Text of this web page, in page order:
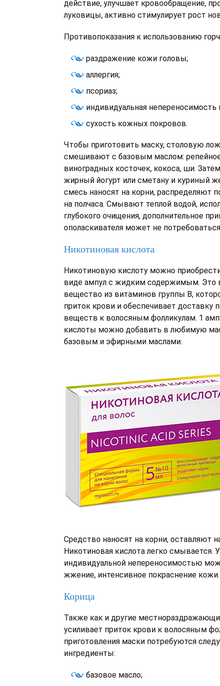
действие, улучшает кровообращение,
луковицы, активно стимулирует рост
Противопоказания к использованию
раздражение кожи головы;
аллергия;
псориаз;
индивидуальная непереносимость
сухость кожных покровов.
Чтобы приготовить маску, столовую
смешивают с базовым маслом:
виноградных косточек, кокоса, ши.
жирный йогурт или сметану и куриный
смесь наносят на корни, распределяют
на полчаса. Смывают теплой водой,
глубокого очищения, дополнительное
ополаскивателя может не
Никотиновая кислота
Никотиновую кислоту можно
виде ампул с жидким содержимым. Это
вещество из витаминов группы В,
приток крови и обеспечивает доставку
веществ к волосяным фолликулам. 1
кислоты можно добавить в любимую
базовым и эфирными маслами.
Средство наносят на корни, оставляют
Никотиновая кислота легко смывается.
индивидуальной непереносимостью
жжение, интенсивное покраснение кожи.
Корица
Также как и другие
усиливает приток крови к волосяным
приготовления маски потребуются
ингредиенты:
базовое масло;